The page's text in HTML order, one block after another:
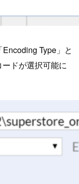
Type」と
ドが選択可能に